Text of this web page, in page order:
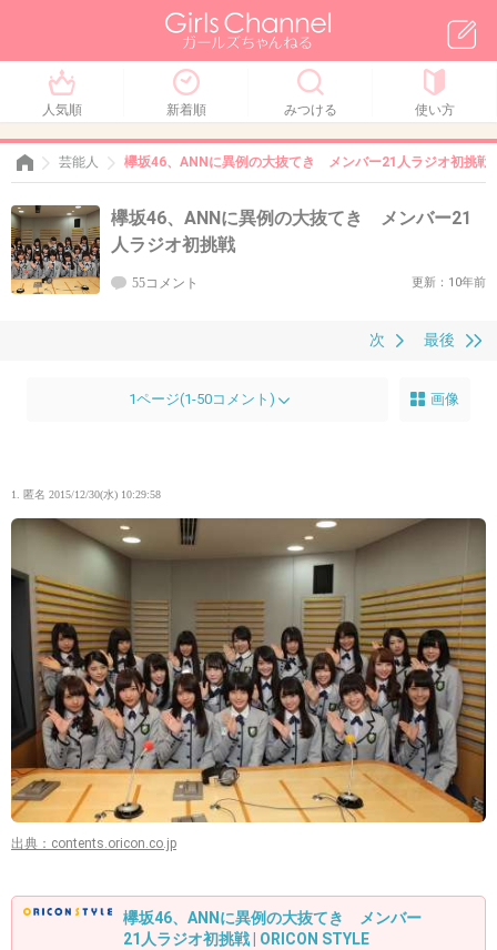
人気順 新着順 みつける 使い方
芸能人 欅坂46、ANNに異例の大抜てき メンバー21人ラジオ初挑戦
欅坂46、ANNに異例の大抜てき メンバー21
人ラジオ初挑戦
55コメント 更新：10年前
最後
次
1ページ(1-50コメント) 画像
1. 匿名 2015/12/30(水) 10:29:58
出典：contents.oricon.co.jp
欅坂46、ANNに異例の大抜てき メンバー
21人ラジオ初挑戦 | ORICON STYLE